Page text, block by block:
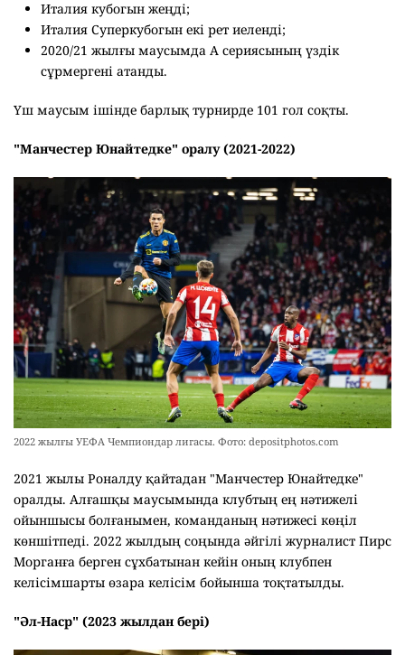
Италия кубогын жеңді;
Италия Суперкубогын екі рет иеленді;
2020/21 жылғы маусымда А сериясының үздік
сұрмергені атанды.
Үш маусым ішінде барлық турнирде 101 гол соқты.
"Манчестер Юнайтедке" оралу (2021-2022)
2022 жылғы УЕФА Чемпиондар лигасы. Фото: depositphotos.com
2021 жылы Роналду қайтадан "Манчестер Юнайтедке"
оралды. Алғашқы маусымында клубтың ең нәтижелі
ойыншысы болғанымен, команданың нәтижесі көңіл
көншітпеді. 2022 жылдың соңында әйгілі журналист Пирс
Морганға берген сұхбатынан кейін оның клубпен
келісімшарты өзара келісім бойынша тоқтатылды.
"Әл-Наср" (2023 жылдан бері)